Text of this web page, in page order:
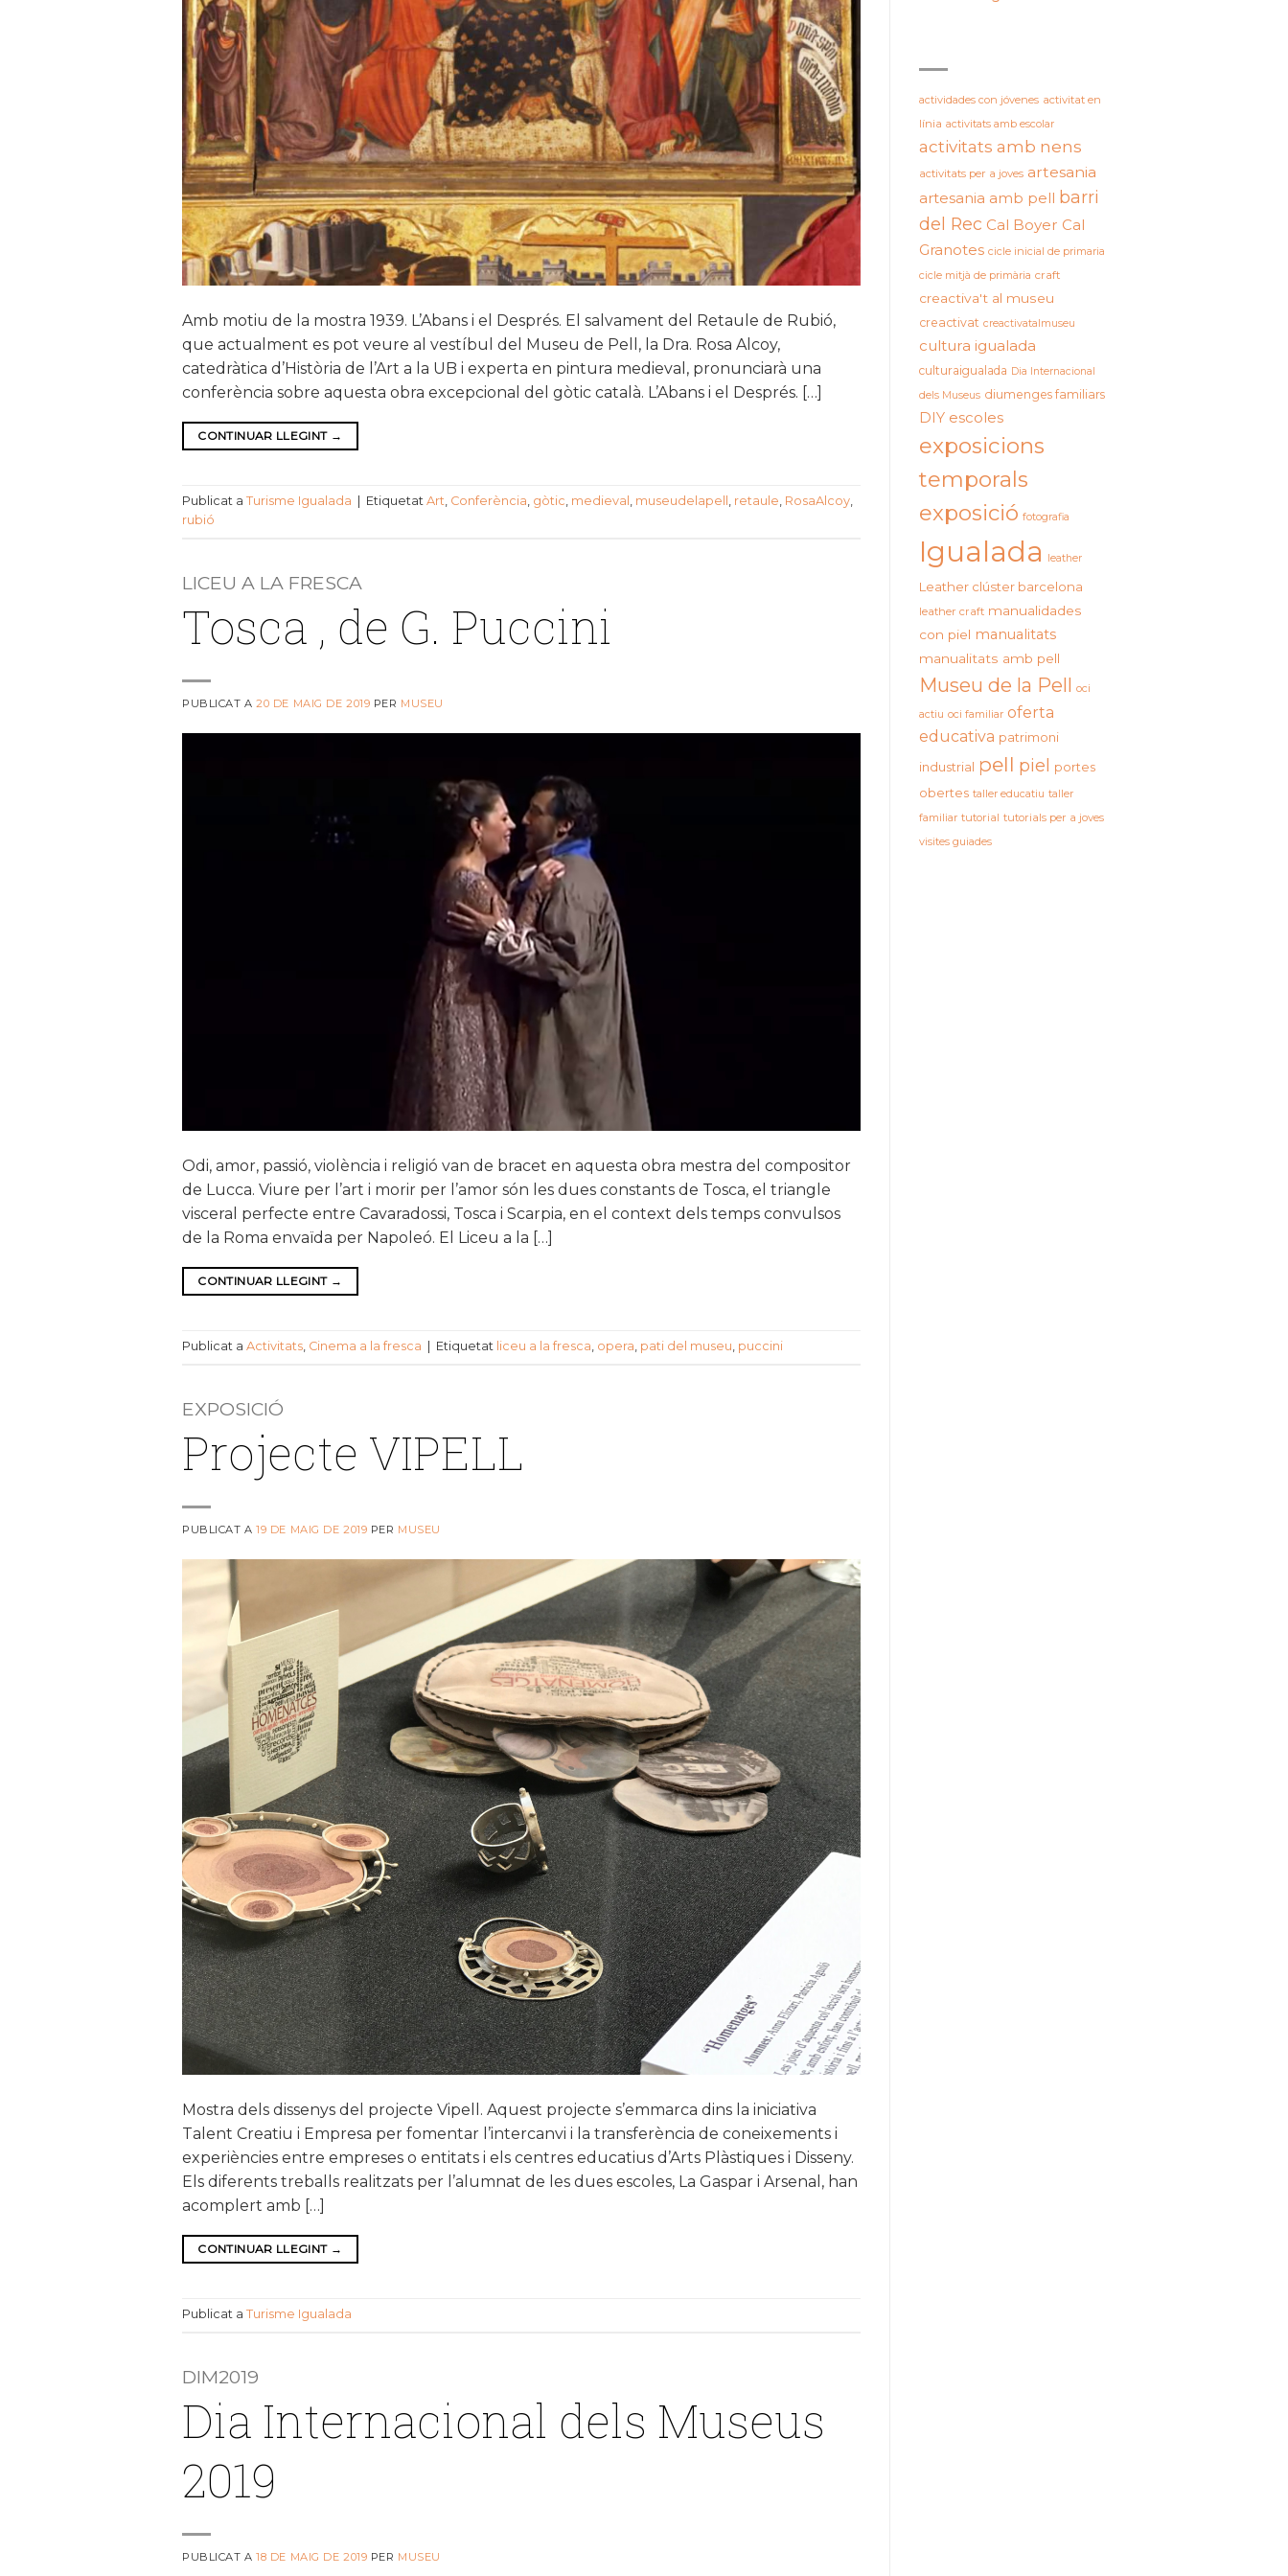
Amb motiu de la mostra 1939. L’Abans i el Després. El salvament del Retaule de Rubió,
que actualment es pot veure al vestíbul del Museu de Pell, la Dra. Rosa Alcoy,
catedràtica d’Història de l’Art a la UB i experta en pintura medieval, pronunciarà una
conferència sobre aquesta obra excepcional del gòtic català. L’Abans i el Després. […]
CONTINUAR LLEGINT →
Publicat a Turisme Igualada Etiquetat Art, Conferència, gòtic, medieval , museudelapell , retaule, RosaAlcoy,
rubió
LICEU A LA FRESCA
Tosca , de G. Puccini
PUBLICAT A20 DE MAIG DE 2019 PER MUSEU
Odi, amor, passió, violència i religió van de bracet en aquesta obra mestra del compositor
de Lucca. Viure per l’art i morir per l’amor són les dues constants de Tosca, el triangle
visceral perfecte entre Cavaradossi, Tosca i Scarpia, en el context dels temps convulsos
de la Roma envaïda per Napoleó. El Liceu a la […]
CONTINUAR LLEGINT →
Publicat a Activitats, Cinema a la fresca Etiquetat liceu a la fresca, opera, pati del museu, puccini
EXPOSICIÓ
Projecte VIPELL
PUBLICAT A19 DE MAIG DE 2019 PER MUSEU
Mostra dels dissenys del projecte Vipell. Aquest projecte s’emmarca dins la iniciativa
Talent Creatiu i Empresa per fomentar l’intercanvi i la transferència de coneixements i
experiències entre empreses o entitats i els centres educatius d’Arts Plàstiques i Disseny.
Els diferents treballs realitzats per l’alumnat de les dues escoles, La Gaspar i Arsenal, han
acomplert amb […]
CONTINUAR LLEGINT →
Publicat a Turisme Igualada
DIM2019
Dia Internacional dels Museus
2019
PUBLICAT A18 DE MAIG DE 2019 PER MUSEU
actividades con jóvenes activitat en
línia activitats amb escolar
activitats amb nens
activitats per a joves artesania
artesania amb pell barri
del Rec Cal Boyer Cal
Granotes cicle inicial de primaria
cicle mitjà de primària craft
creactiva't al museu
creactivat creactivatalmuseu
cultura igualada
culturaigualada Dia Internacional
dels Museus diumenges familiars
DIY escoles
exposicions
temporals
exposició fotografia
Igualada leather
Leather clúster barcelona
leather craft manualidades
con piel manualitats
manualitats amb pell
Museu de la Pell oci
actiu oci familiar oferta
educativa patrimoni
industrial pell piel
portes
obertes taller educatiu taller
familiar tutorial tutorials per a joves
visites guiades